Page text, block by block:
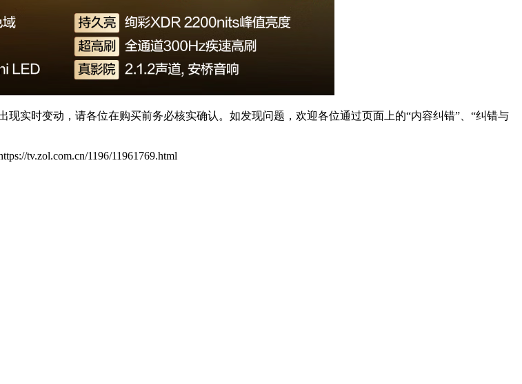
实时变动，请各位在购买前务必核实确认。如发现问题，欢迎各位通过页面上的“内容纠错”、“纠错与
tv.zol.com.cn/1196/11961769.html